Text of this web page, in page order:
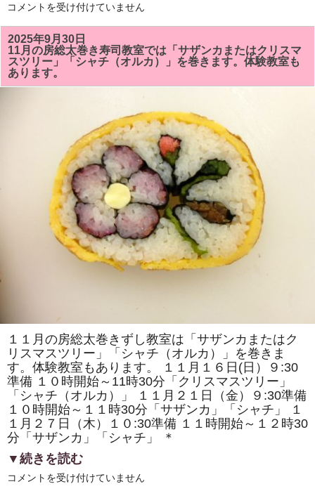
2025
11
月
9
日
（日)
の
「市
は
コメントを受け付けていません
2025年9月30日
11月の房総太巻き寿司教室では「サザンカまたはクリスマ
スツリー」「シャチ（オルカ）」を巻きます。体験教室も
あります。
１１月の房総太巻きずし教室は「サザンカまたはク
リスマスツリー」「シャチ（オルカ）」を巻きま
す。体験教室もあります。 １１月１６日(日）９:30
準備 １０時開始～11時30分「クリスマスツリー」
「シャチ（オルカ）」 １１月２１日（金）９:30準備
１０時開始～１１時30分「サザンカ」「シャチ」 １
１月２７日（木）１０:30準備 １１時開始～１２時30
分「サザンカ」「シャチ」 ＊
▼続きを読む
11
コメントを受け付けていません